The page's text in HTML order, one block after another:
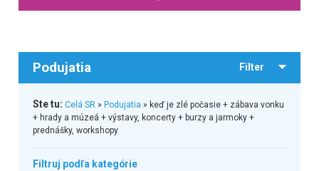
Podujatia Filter
Ste tu: Celá SR» Podujatia » keď je zlé počasie + zábava vonku
+ hrady a múzeá + výstavy, koncerty + burzy a jarmoky +
prednášky, workshopy
Filtruj podľa kategórie